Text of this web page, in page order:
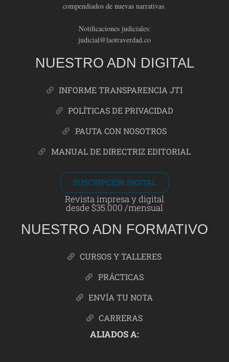
compendiados de nuevas narrativas.
Notificaciones judiciales:
judicial@laotraverdad.co
NUESTRO ADN DIGITAL
INFORME TRANSPARENCIA JTI
POLÍTICAS DE PRIVACIDAD
PAUTA CON NOSOTROS
MANUAL DE DIRECTRIZ EDITORIAL
SUSCRIPCIÓN DIGITAL
Revista impresa y digital
desde $35.000 /mensual
NUESTRO ADN FORMATIVO
CURSOS Y TALLERES
PRÁCTICAS
ENVÍA TU NOTA
CARRERAS
ALIADOS A: